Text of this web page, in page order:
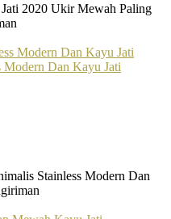
2020 Ukir Mewah Paling
Dan Kayu Jati
Stainless Modern Dan